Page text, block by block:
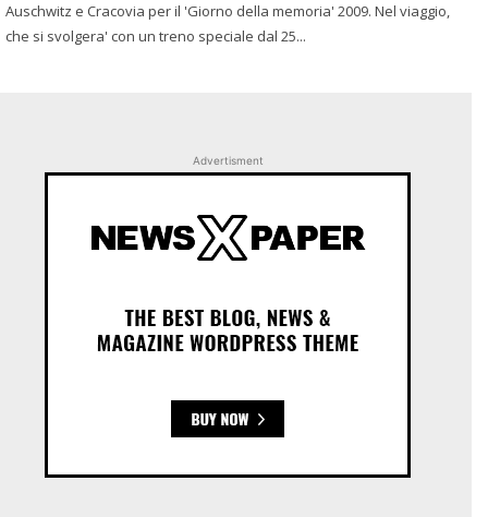
Auschwitz e Cracovia per il 'Giorno della memoria' 2009. Nel viaggio,
che si svolgera' con un treno speciale dal 25...
Advertisment